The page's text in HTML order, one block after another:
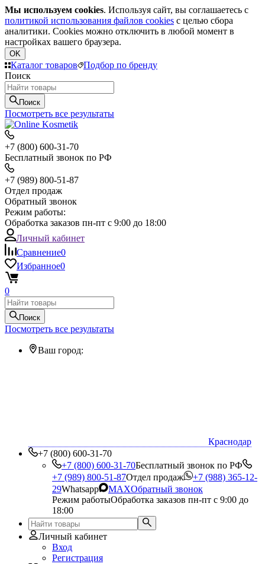
Мы используем cookies. Используя сайт, вы соглашаетесь с
политикой использования файлов cookies с целью сбора
аналитики. Cookies можно отключить в любой момент в
настройках вашего браузера.
OK
Каталог товаров
Подбор по бренду
Поиск
Поиск
Посмотреть все результаты
+7 (800) 600-31-70
Бесплатный звонок по РФ
+7 (989) 800-51-87
Отдел продаж
Обратный звонок
Режим работы:
Обработка заказов пн-пт с 9:00 до 18:00
Личный кабинет
Сравнение0
Избранное0
0
Поиск
Посмотреть все результаты
Ваш город:
Краснодар
+7 (800) 600-31-70
+7 (800) 600-31-70Бесплатный звонок по РФ
+7 (989) 800-51-87Отдел продаж
+7 (988) 365-12-
29Whatsapp MAXОбратный звонок
Режим работыОбработка заказов пн-пт с 9:00 до
18:00
Личный кабинет
Вход
Регистрация